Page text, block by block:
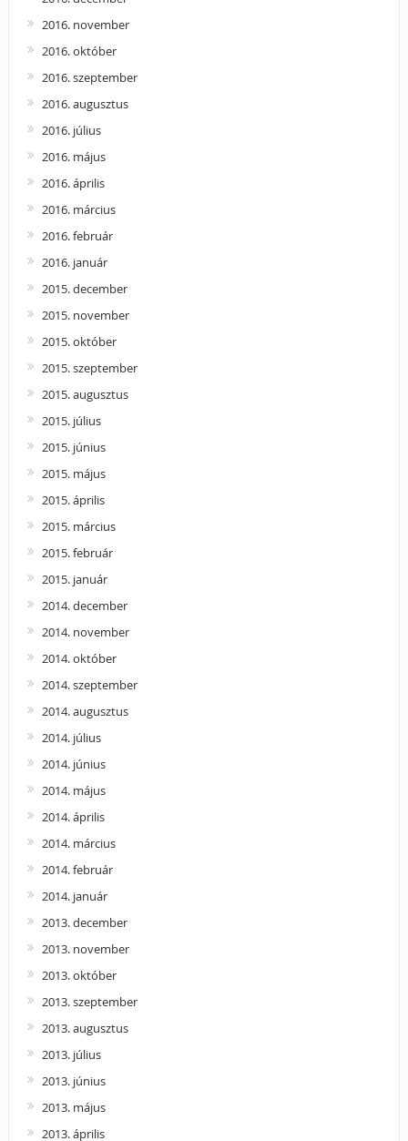
2016. november
2016. október
2016. szeptember
2016. augusztus
2016. július
2016. május
2016. április
2016. március
2016. február
2016. január
2015. december
2015. november
2015. október
2015. szeptember
2015. augusztus
2015. július
2015. június
2015. május
2015. április
2015. március
2015. február
2015. január
2014. december
2014. november
2014. október
2014. szeptember
2014. augusztus
2014. július
2014. június
2014. május
2014. április
2014. március
2014. február
2014. január
2013. december
2013. november
2013. október
2013. szeptember
2013. augusztus
2013. július
2013. június
2013. május
2013. április